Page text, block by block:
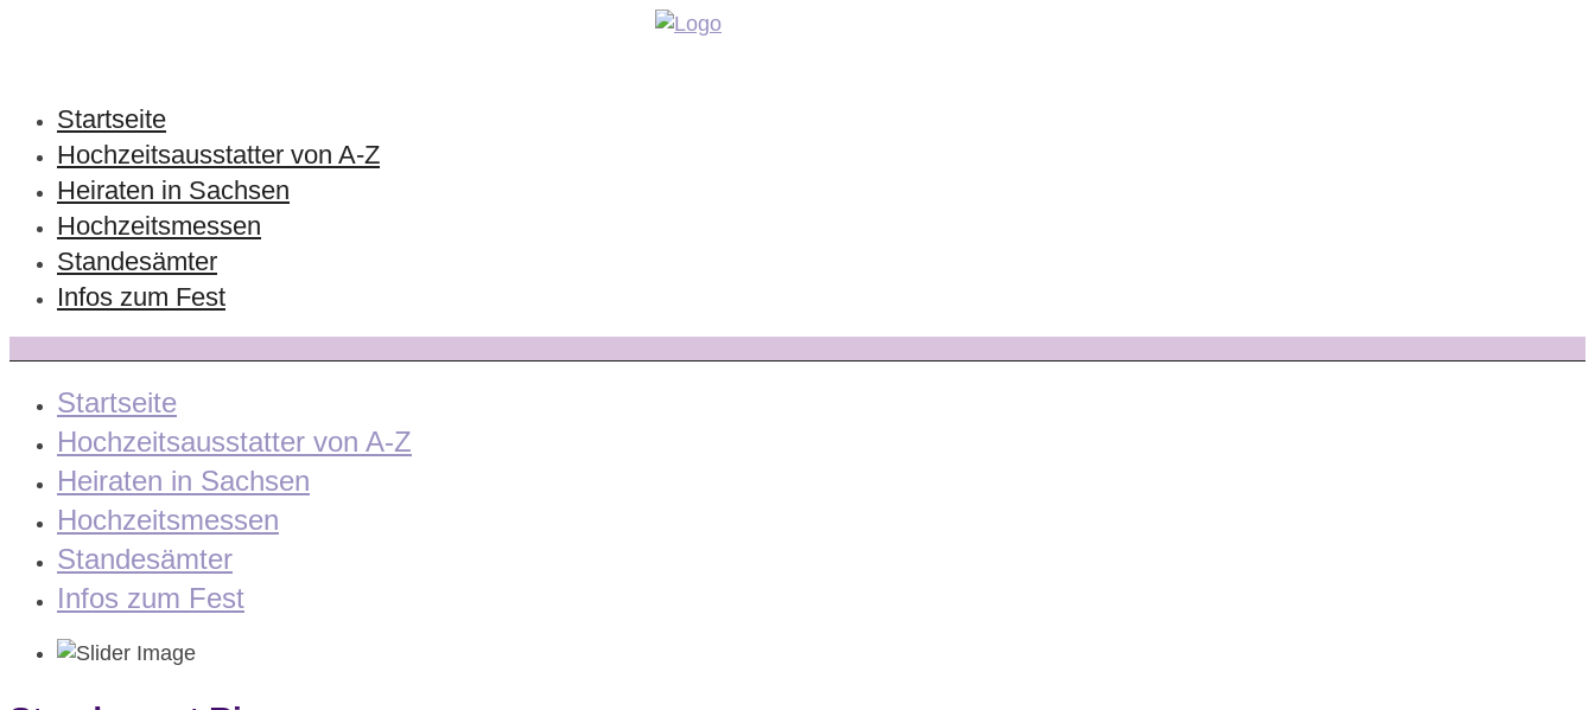
Startseite
Hochzeitsausstatter von A-Z
Heiraten in Sachsen
Hochzeitsmessen
Standesämter
Infos zum Fest
Startseite
Hochzeitsausstatter von A-Z
Heiraten in Sachsen
Hochzeitsmessen
Standesämter
Infos zum Fest